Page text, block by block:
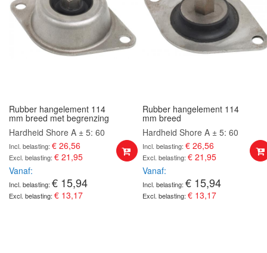
Rubber hangelement 114
mm breed met begrenzing
Hardheid Shore A ± 5: 60
€ 26,56
€ 21,95
Vanaf
€ 15,94
€ 13,17
Rubber hangelement 114
mm breed
Hardheid Shore A ± 5: 60
€ 26,56
€ 21,95
Vanaf
€ 15,94
€ 13,17